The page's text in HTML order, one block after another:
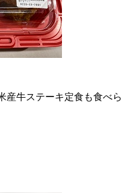
産牛ステーキ定食も食べら